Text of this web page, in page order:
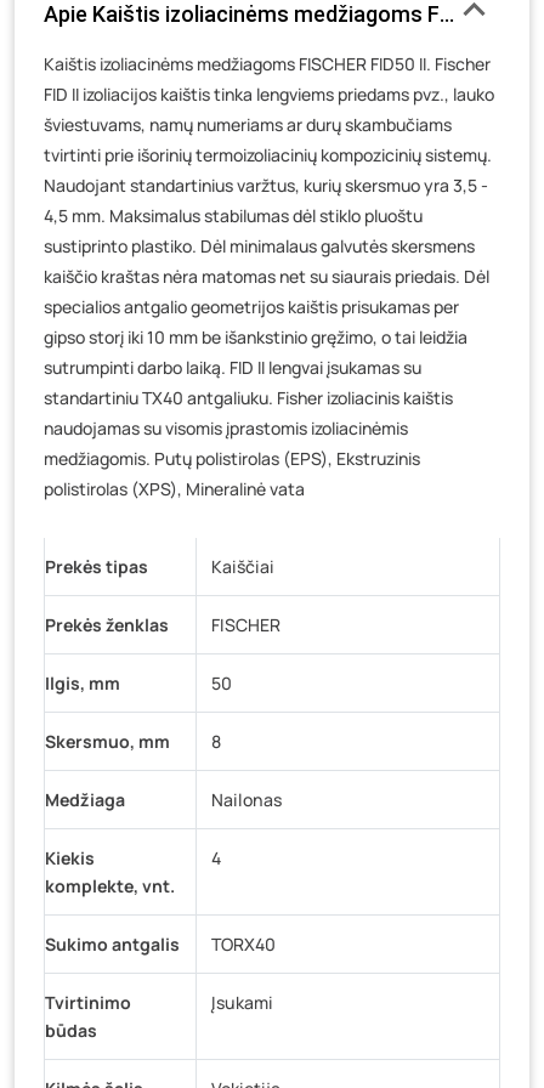
Veteranų g. 11, Visaginas- 0 vienetų
Baravykų g. 1, Druskininkai - 0 vienetų
Vilniaus g. 89D, Ukmergė - 0 vienetų
K. Donelaičio g. 17, Rokiškis
- 0 vienetų
Šaltupės g. 64, Zarasai - 0 vienetų
Apie Kaištis izoliacinėms medžiagoms FISCHER
Kaištis izoliacinėms medžiagoms FISCHER FID50 II. Fischer
FID II izoliacijos kaištis tinka lengviems priedams pvz., lauko
šviestuvams, namų numeriams ar durų skambučiams
tvirtinti prie išorinių termoizoliacinių kompozicinių sistemų.
Naudojant standartinius varžtus, kurių skersmuo yra 3,5 -
4,5 mm. Maksimalus stabilumas dėl stiklo pluoštu
sustiprinto plastiko. Dėl minimalaus galvutės skersmens
kaiščio kraštas nėra matomas net su siaurais priedais. Dėl
specialios antgalio geometrijos kaištis prisukamas per
gipso storį iki 10 mm be išankstinio gręžimo, o tai leidžia
sutrumpinti darbo laiką. FID II lengvai įsukamas su
standartiniu TX40 antgaliuku. Fisher izoliacinis kaištis
naudojamas su visomis įprastomis izoliacinėmis
medžiagomis. Putų polistirolas (EPS), Ekstruzinis
polistirolas (XPS), Mineralinė vata
Prekės tipas Kaiščiai
Prekės ženklas FISCHER
Ilgis, mm 50
Skersmuo, mm 8
Medžiaga Nailonas
Kiekis
komplekte, vnt.
4
Sukimo antgalis TORX40
Tvirtinimo
būdas
Įsukami